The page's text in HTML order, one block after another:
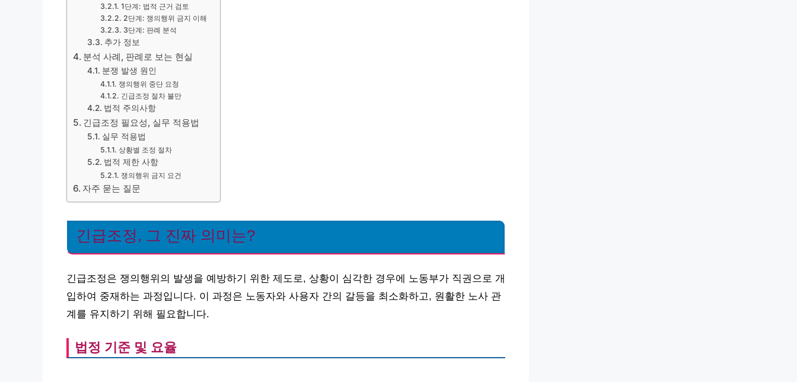
1단계: 법적 근거 검토
2단계: 쟁의행위 금지 이해
3단계: 판례 분석
추가 정보
분석 사례, 판례로 보는 현실
분쟁 발생 원인
쟁의행위 중단 요청
긴급조정 절차 불만
법적 주의사항
긴급조정 필요성, 실무 적용법
실무 적용법
상황별 조정 절차
법적 제한 사항
쟁의행위 금지 요건
자주 묻는 질문
긴급조정, 그 진짜 의미는?
긴급조정은 쟁의행위의 발생을 예방하기 위한 제도로, 상황이 심각한 경우에 노동부가 직권으로 개
입하여 중재하는 과정입니다. 이 과정은 노동자와 사용자 간의 갈등을 최소화하고, 원활한 노사 관
계를 유지하기 위해 필요합니다.
법정 기준 및 요율